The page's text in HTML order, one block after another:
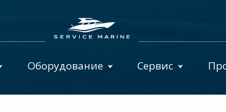
Оборудование Сервис